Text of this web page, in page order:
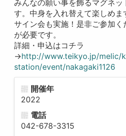
みんなの願い事を飾るマグネッ
す。中身を入れ替えて楽しめ
サイン会も実施！是非ご参加
が必要です。
詳細・申込はコチラ
→http://www.teikyo.jp/melic/
station/event/nakagaki1126
開催年
2022
電話
042-678-3315